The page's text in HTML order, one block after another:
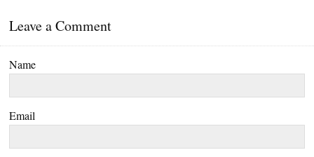
Leave a Comment
Name
Email